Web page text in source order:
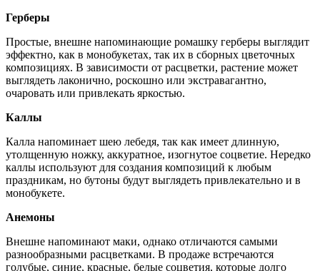
Герберы
Простые, внешне напоминающие ромашку герберы выглядит
эффектно, как в монобукетах, так их в сборных цветочных
композициях. В зависимости от расцветки, растение может
выглядеть лаконично, роскошно или экстравагантно,
очаровать или привлекать яркостью.
Каллы
Калла напоминает шею лебедя, так как имеет длинную,
утолщенную ножку, аккуратное, изогнутое соцветие. Нередко
каллы используют для создания композиций к любым
праздникам, но бутоны будут выглядеть привлекательно и в
монобукете.
Анемоны
Внешне напоминают маки, однако отличаются самыми
разнообразными расцветками. В продаже встречаются
голубые, синие, красные, белые соцветия, которые долго